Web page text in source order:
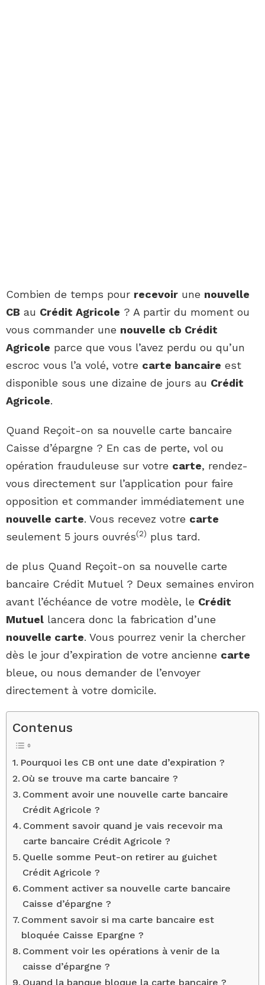
Combien de temps pour recevoir une nouvelle
CB au Crédit Agricole ? A partir du moment ou
vous commander une nouvelle cb Crédit
Agricole parce que vous l’avez perdu ou qu’un
escroc vous l’a volé, votre carte bancaire est
disponible sous une dizaine de jours au Crédit
Agricole.
Quand Reçoit-on sa nouvelle carte bancaire
Caisse d’épargne ? En cas de perte, vol ou
opération frauduleuse sur votre carte, rendez-
vous directement sur l’application pour faire
opposition et commander immédiatement une
nouvelle carte. Vous recevez votre carte
seulement 5 jours ouvrés(2) plus tard.
de plus Quand Reçoit-on sa nouvelle carte
bancaire Crédit Mutuel ? Deux semaines environ
avant l’échéance de votre modèle, le Crédit
Mutuel lancera donc la fabrication d’une
nouvelle carte. Vous pourrez venir la chercher
dès le jour d’expiration de votre ancienne carte
bleue, ou nous demander de l’envoyer
directement à votre domicile.
Contenus
Pourquoi les CB ont une date d’expiration ?
Où se trouve ma carte bancaire ?
Comment avoir une nouvelle carte bancaire
Crédit Agricole ?
Comment savoir quand je vais recevoir ma
carte bancaire Crédit Agricole ?
Quelle somme Peut-on retirer au guichet
Crédit Agricole ?
Comment activer sa nouvelle carte bancaire
Caisse d’épargne ?
Comment savoir si ma carte bancaire est
bloquée Caisse Epargne ?
Comment voir les opérations à venir de la
caisse d’épargne ?
Quand la banque bloque la carte bancaire ?